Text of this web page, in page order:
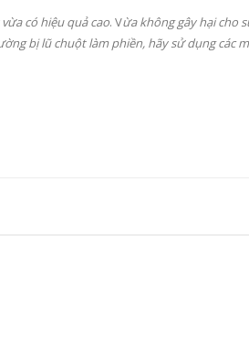
có hiệu quả cao. Vừa không gây hại cho
bị lũ chuột làm phiền, hãy sử dụng các